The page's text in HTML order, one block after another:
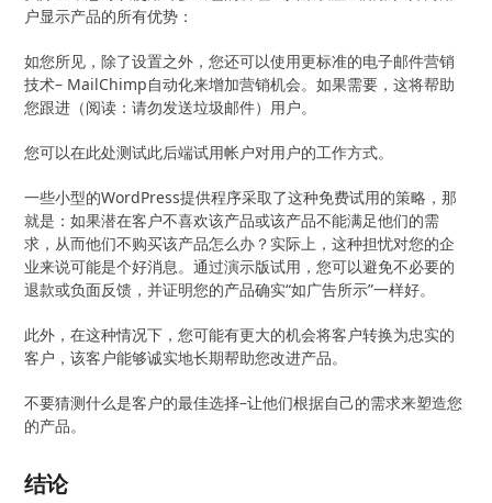
户显示产品的所有优势：
如您所见，除了设置之外，您还可以使用更标准的电子邮件营销
技术– MailChimp自动化来增加营销机会。如果需要，这将帮助
您跟进（阅读：请勿发送垃圾邮件）用户。
您可以在此处测试此后端试用帐户对用户的工作方式。
一些小型的WordPress提供程序采取了这种免费试用的策略，那
就是：如果潜在客户不喜欢该产品或该产品不能满足他们的需
求，从而他们不购买该产品怎么办？实际上，这种担忧对您的企
业来说可能是个好消息。通过演示版试用，您可以避免不必要的
退款或负面反馈，并证明您的产品确实“如广告所示”一样好。
此外，在这种情况下，您可能有更大的机会将客户转换为忠实的
客户，该客户能够诚实地长期帮助您改进产品。
不要猜测什么是客户的最佳选择–让他们根据自己的需求来塑造您
的产品。
结论